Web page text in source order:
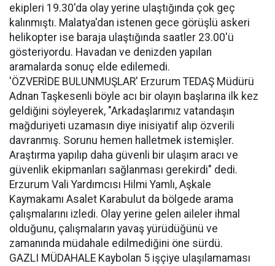
ekipleri 19.30'da olay yerine ulaştığında çok geç
kalınmıştı. Malatya'dan istenen gece görüşlü askeri
helikopter ise baraja ulaştığında saatler 23.00'ü
gösteriyordu. Havadan ve denizden yapılan
aramalarda sonuç elde edilemedi.
'ÖZVERİDE BULUNMUŞLAR' Erzurum TEDAŞ Müdürü
Adnan Taşkesenli böyle acı bir olayın başlarına ilk kez
geldiğini söyleyerek, "Arkadaşlarımız vatandaşın
mağduriyeti uzamasın diye inisiyatif alıp özverili
davranmış. Sorunu hemen halletmek istemişler.
Araştırma yapılıp daha güvenli bir ulaşım aracı ve
güvenlik ekipmanları sağlanması gerekirdi" dedi.
Erzurum Vali Yardımcısı Hilmi Yamlı, Aşkale
Kaymakamı Asalet Karabulut da bölgede arama
çalışmalarını izledi. Olay yerine gelen aileler ihmal
olduğunu, çalışmaların yavaş yürüdüğünü ve
zamanında müdahale edilmediğini öne sürdü.
GAZLI MÜDAHALE Kaybolan 5 işçiye ulaşılamaması